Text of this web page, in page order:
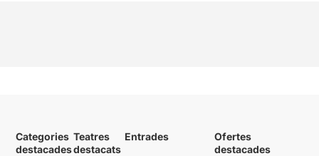
Categories
destacades
Teatres
destacats
Entrades
Ofertes
destacades